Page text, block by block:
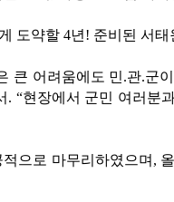
도약할 4년 ! 준비된 서태
큰 어려움에도 민.관.군
. “현장에서 군민 여러분
으로 마무리하였으며 ,